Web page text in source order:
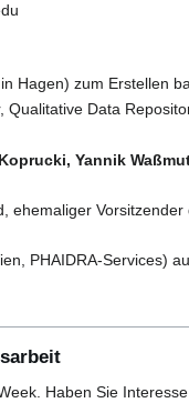
Hagen) zum Erstellen
Qualitative Data
Yannik
ehemaliger
PHAIDRA-Services)
Haben Sie